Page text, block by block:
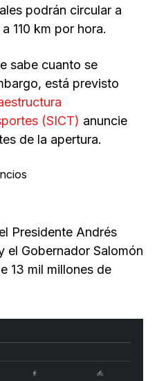
podrán circular a
110 km por hora.
sabe cuanto se
está previsto
(SICT) anuncie
de la apertura.
Presidente Andrés
el Gobernador Salomón
13 mil millones de